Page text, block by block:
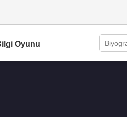
Oyunu